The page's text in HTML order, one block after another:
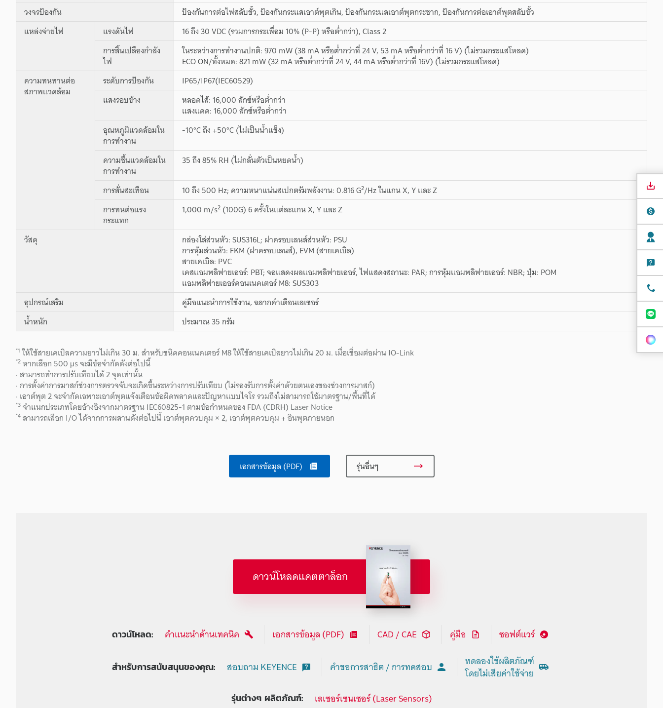
วงจรป้องกัน
ป้องกันการต่อไฟสลับขั้ว, ป้องกันกระแสเอาต์พุตเกิน, ป้องกันกระแสเอาต์พุตกระชาก, ป้องกันการต่อเอาต์พุตสลับขั้ว
แหล่งจ่ายไฟ
แรงดันไฟ
16 ถึง 30 VDC (รวมการกระเพื่อม 10% (P-P) หรือต่ำกว่า), Class 2
การสิ้นเปลืองกำลัง
ไฟ
ในระหว่างการทำงานปกติ: 970 mW (38 mA หรือต่ำกว่าที่ 24 V, 53 mA หรือต่ำกว่าที่ 16 V) (ไม่รวมกระแสโหลด)
ECO ON/ทั้งหมด: 821 mW (32 mA หรือต่ำกว่าที่ 24 V, 44 mA หรือต่ำกว่าที่ 16V) (ไม่รวมกระแสโหลด)
ความทนทานต่อ
สภาพแวดล้อม
ระดับการป้องกัน
IP65/IP67(IEC60529)
แสงรอบข้าง
หลอดไส้: 16,000 ลักซ์หรือต่ำกว่า
แสงแดด: 16,000 ลักซ์หรือต่ำกว่า
อุณหภูมิแวดล้อมใน
การทำงาน
-10°C ถึง +50°C (ไม่เป็นน้ำแข็ง)
ความชื้นแวดล้อมใน
การทำงาน
35 ถึง 85% RH (ไม่กลั่นตัวเป็นหยดน้ำ)
การสั่นสะเทือน 10 ถึง 500 Hz; ความหนาแน่นสเปกตรัมพลังงาน: 0.816 G2/Hz ในแกน X, Y และ Z
การทนต่อแรง
กระแทก
1,000 m/s2 (100G) 6 ครั้งในแต่ละแกน X, Y และ Z
วัสดุ กล่องใส่ส่วนหัว: SUS316L; ฝาครอบเลนส์ส่วนหัว: PSU
การหุ้มส่วนหัว: FKM (ฝาครอบเลนส์), EVM (สายเคเบิล)
สายเคเบิล: PVC
เคสแอมพลิฟายเออร์: PBT; จอแสดงผลแอมพลิฟายเออร์, ไฟแสดงสถานะ: PAR; การหุ้มแอมพลิฟายเออร์: NBR; ปุ่ม: POM
แอมพลิฟายเออร์คอนเนคเตอร์ M8: SUS303
อุปกรณ์เสริม
คู่มือแนะนำการใช้งาน, ฉลากคำเตือนเลเซอร์
น้ำหนัก
ประมาณ 35 กรัม
*1ให้ใช้สายเคเบิลความยาวไม่เกิน 30 ม. สำหรับชนิดคอนเนคเตอร์ M8 ให้ใช้สายเคเบิลยาวไม่เกิน 20 ม. เมื่อเชื่อมต่อผ่าน IO-Link
*2หากเลือก 500 μs จะมีข้อจำกัดดังต่อไปนี้
· สามารถทำการปรับเทียบได้ 2 จุดเท่านั้น
· การตั้งค่าการมาสก์ช่วงการตรวจจับจะเกิดขึ้นระหว่างการปรับเทียบ (ไม่รองรับการตั้งค่าด้วยตนเองของช่วงการมาสก์)
· เอาต์พุต 2 จะจำกัดเฉพาะเอาต์พุตแจ้งเตือนข้อผิดพลาดและปัญหาแบบไจโร รวมถึงไม่สามารถใช้มาตรฐาน/พื้นที่ได้
*3จำแนกประเภทโดยอ้างอิงจากมาตรฐาน IEC60825-1 ตามข้อกำหนดของ FDA (CDRH) Laser Notice
*4สามารถเลือก I/O ได้จากการผสานดังต่อไปนี้ เอาต์พุตควบคุม × 2, เอาต์พุตควบคุม + อินพุตภายนอก
เอกสารข้อมูล (PDF) รุ่นอื่นๆ
ดาวน์โหลดแคตตาล็อก
ดาวน์โหลด: คำแนะนำด้านเทคนิค เอกสารข้อมูล (PDF) CAD / CAE คู่มือ ซอฟต์แวร์
สำหรับการสนับสนุนของคุณ: สอบถาม KEYENCE คำขอการสาธิต / การทดสอบ
ทดลองใช้ผลิตภัณฑ์
โดยไม่เสียค่าใช้จ่าย
รุ่นต่างๆ ผลิตภัณฑ์: เลเซอร์เซนเซอร์ (Laser Sensors)